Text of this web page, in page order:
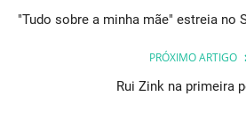
"Tudo sobre a minha mãe" estreia no
PRÓXIMO ARTIGO
Rui Zink na primeira